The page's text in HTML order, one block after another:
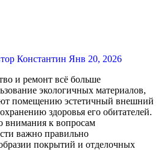
Константин Янв 20, 2026
экологичных материалов,
помещению эстетичный внешний
здоровья его обитателей.
внимания к вопросам
важно правильно
покрытий и отделочных